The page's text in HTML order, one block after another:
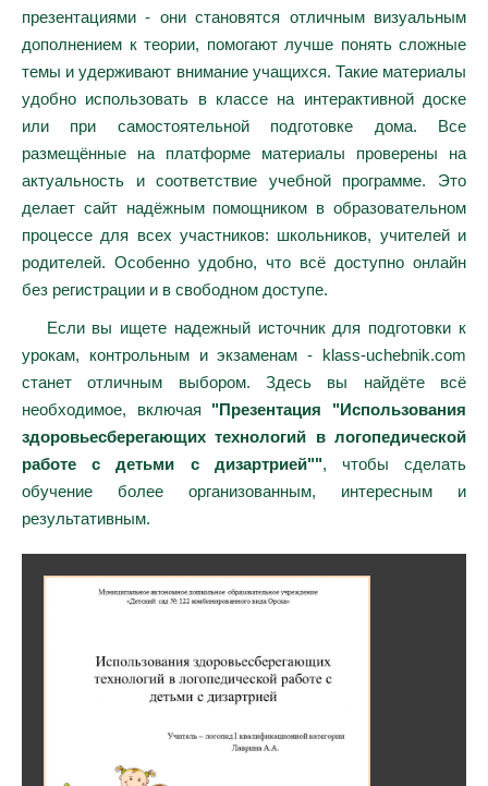
презентациями - они становятся отличным визуальным
дополнением к теории, помогают лучше понять сложные
темы и удерживают внимание учащихся. Такие материалы
удобно использовать в классе на интерактивной доске
или при самостоятельной подготовке дома. Все
размещённые на платформе материалы проверены на
актуальность и соответствие учебной программе. Это
делает сайт надёжным помощником в образовательном
процессе для всех участников: школьников, учителей и
родителей. Особенно удобно, что всё доступно онлайн
без регистрации и в свободном доступе.
Если вы ищете надежный источник для подготовки к
урокам, контрольным и экзаменам - klass-uchebnik.com
станет отличным выбором. Здесь вы найдёте всё
необходимое, включая "Презентация "Использования
здоровьесберегающих технологий в логопедической
работе с детьми с дизартрией"", чтобы сделать
обучение более организованным, интересным и
результативным.